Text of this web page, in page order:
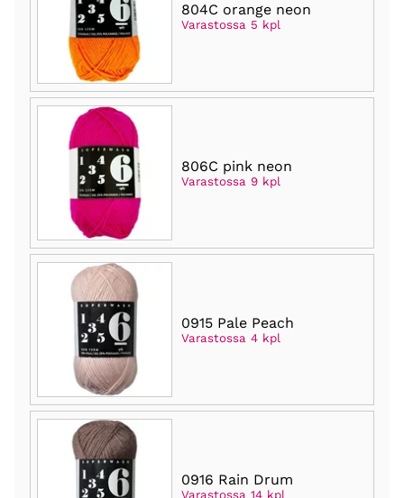
804C orange neon
Varastossa 5 kpl
806C pink neon
Varastossa 9 kpl
0915 Pale Peach
Varastossa 4 kpl
0916 Rain Drum
Varastossa 14 kpl